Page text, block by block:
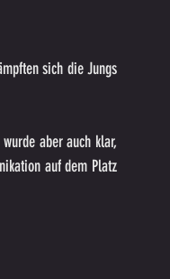
sich die Jungs
aber auch klar,
auf dem Platz